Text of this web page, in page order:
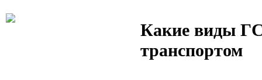
Какие виды
транспортом